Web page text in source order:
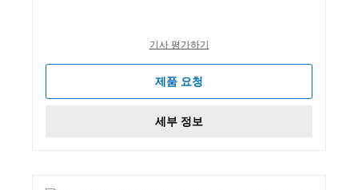
기사 평가하기
제품 요청
세부 정보